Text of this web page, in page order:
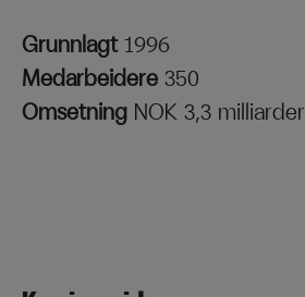
Grunnlagt 1996
Medarbeidere 350
Omsetning NOK 3,3 milliarder